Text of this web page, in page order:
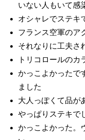
いない人もいて感
オシャレでステキ
フランス空軍のア
それなりに工夫さ
トリコロールのカ
かっこよかったで
ました
大人っぽくて品が
やっぱりステキで
かっこよかった。